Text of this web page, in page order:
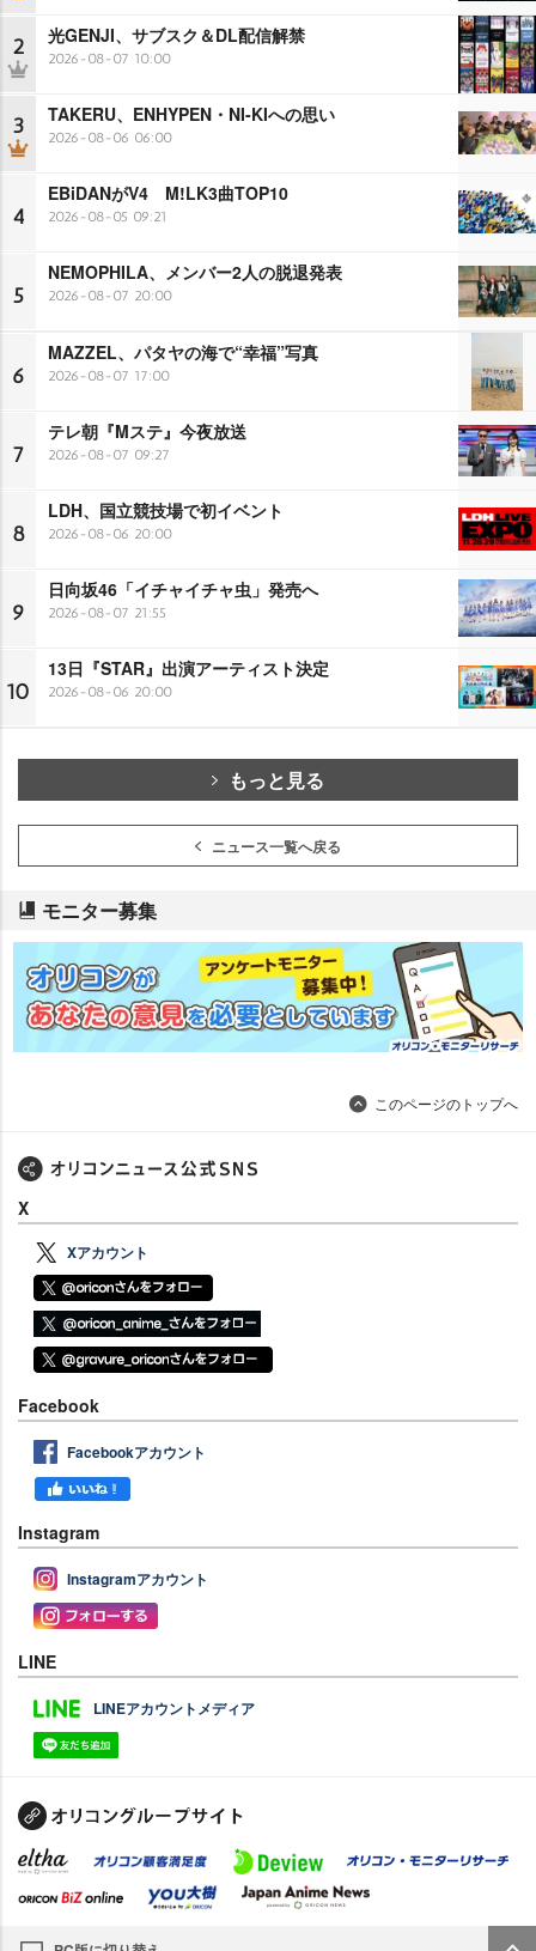
2 光GENJI、サブスク＆DL配信解禁
2026-08-07 10:00
3 TAKERU、ENHYPEN・NI-KIへの思い
2026-08-06 06:00
4
EBiDANがV4 M!LK3曲TOP10
2026-08-05 09:21
5
NEMOPHILA、メンバー2人の脱退発表
2026-08-07 20:00
6
MAZZEL、パタヤの海で“幸福”写真
2026-08-07 17:00
7
テレ朝『Mステ』今夜放送
2026-08-07 09:27
8
LDH、国立競技場で初イベント
2026-08-06 20:00
9
日向坂46「イチャイチャ虫」発売へ
2026-08-07 21:55
10
13日『STAR』出演アーティスト決定
2026-08-06 20:00
もっと見る
ニュース一覧へ戻る
モニター募集
このページのトップへ
X
Xアカウント
Facebook
Facebookアカウント
Instagram
Instagramアカウント
LINE
LINEアカウントメディア